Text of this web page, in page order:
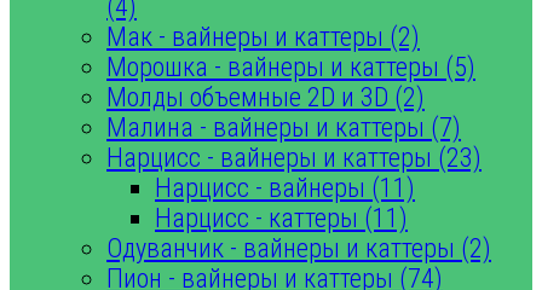
(4)
Мак - вайнеры и каттеры (2)
Морошка - вайнеры и каттеры (5)
Молды объемные 2D и 3D (2)
Малина - вайнеры и каттеры (7)
Нарцисс - вайнеры и каттеры (23)
Нарцисс - вайнеры (11)
Нарцисс - каттеры (11)
Одуванчик - вайнеры и каттеры (2)
Пион - вайнеры и каттеры (74)